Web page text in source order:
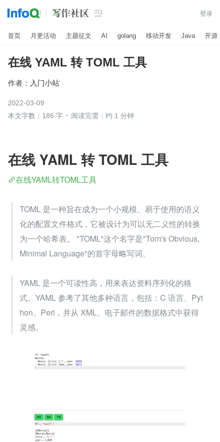
 登录
首页 月更活动 主题征文 AI golang 移动开发 Java 开源
在线 YAML 转 TOML 工具
作者： 入门小站
2022-03-09
本文字数：186 字
阅读完需：约 1 分钟
在线 YAML 转 TOML 工具
在线YAML转TOML工具
TOML 是一种旨在成为一个小规模、易于使用的语义
化的配置文件格式，它被设计为可以无二义性的转换
为一个哈希表。 "TOML"这个名字是"Tom's Obvious,
Minimal Language"的首字母略写词。
YAML 是一个可读性高，用来表达资料序列化的格
式。YAML 参考了其他多种语言，包括：C 语言、Pyt
hon、Perl，并从 XML、电子邮件的数据格式中获得
灵感。